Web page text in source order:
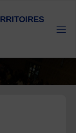
RRITOIRES